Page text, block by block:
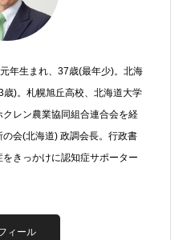
年生まれ、37歳(最年少)。北海
)。札幌旭丘高校、北海道大学
レン農業協同組合連合会を経
会(北海道) 政調会長。行政書
きっかけに認知症サポーター
ィール